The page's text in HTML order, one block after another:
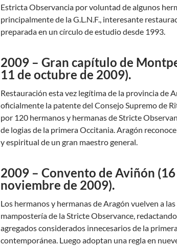
Estricta Observancia por voluntad de algunos
principalmente de la G.L.N.F., interesante
preparada en un círculo de estudio desde 1993.
2009 – Gran capítulo de
11 de octubre de 2009).
Restauración esta vez legítima de la provincia de
oficialmente la patente del Consejo Supremo de
por 120 hermanos y hermanas de Stricte
de logias de la primera Occitania. Aragón
y espiritual de un gran maestro general.
2009 – Convento de Aviñón
noviembre de 2009).
Los hermanos y hermanas de Aragón vuelven a
mampostería de la Stricte Observance,
agregados considerados innecesarios de la
contemporánea. Luego adoptan una regla en